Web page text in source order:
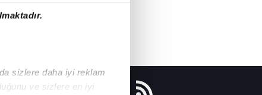
sizlere daha iyi reklam
ve sizlere en iyi